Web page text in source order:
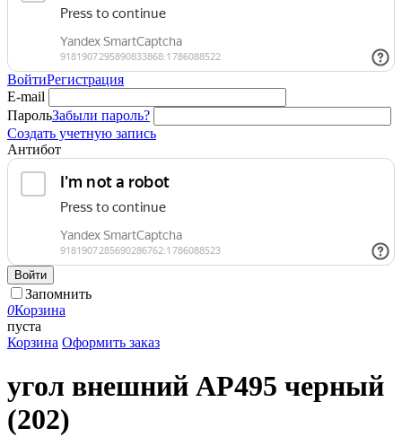
ВойтиРегистрация
E-mail
ПарольЗабыли пароль?
Создать учетную запись
Антибот
Войти
Запомнить
0Корзина
пуста
Корзина Оформить заказ
угол внешний АР495 черный
(202)